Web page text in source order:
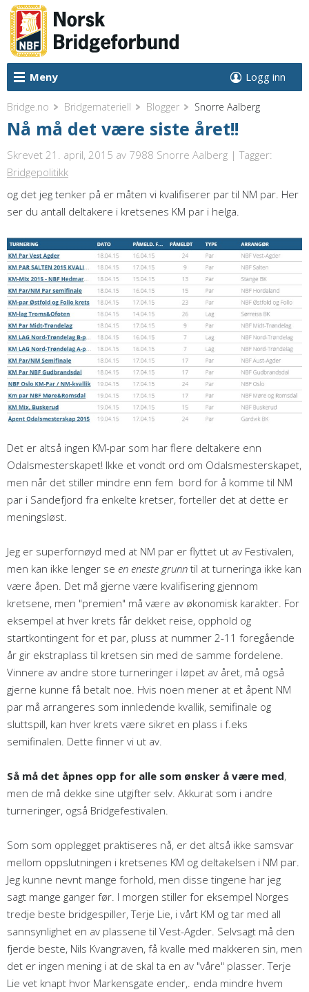
Meny Logg inn
Bridge.no Bridgemateriell Blogger Snorre Aalberg
Nå må det være siste året!!
Skrevet 21. april, 2015 av 7988 Snorre Aalberg | Tagger:
Bridgepolitikk
og det jeg tenker på er måten vi kvalifiserer par til NM par. Her
ser du antall deltakere i kretsenes KM par i helga.
Det er altså ingen KM-par som har flere deltakere enn
Odalsmesterskapet! Ikke et vondt ord om Odalsmesterskapet,
men når det stiller mindre enn fem bord for å komme til NM
par i Sandefjord fra enkelte kretser, forteller det at dette er
meningsløst.
Jeg er superfornøyd med at NM par er flyttet ut av Festivalen,
men kan ikke lenger se en eneste grunn til at turneringa ikke kan
være åpen. Det må gjerne være kvalifisering gjennom
kretsene, men "premien" må være av økonomisk karakter. For
eksempel at hver krets får dekket reise, opphold og
startkontingent for et par, pluss at nummer 2-11 foregående
år gir ekstraplass til kretsen sin med de samme fordelene.
Vinnere av andre store turneringer i løpet av året, må også
gjerne kunne få betalt noe. Hvis noen mener at et åpent NM
par må arrangeres som innledende kvallik, semifinale og
sluttspill, kan hver krets være sikret en plass i f.eks
semifinalen. Dette finner vi ut av.
Så må det åpnes opp for alle som ønsker å være med,
men de må dekke sine utgifter selv. Akkurat som i andre
turneringer, også Bridgefestivalen.
Som som opplegget praktiseres nå, er det altså ikke samsvar
mellom oppslutningen i kretsenes KM og deltakelsen i NM par.
Jeg kunne nevnt mange forhold, men disse tingene har jeg
sagt mange ganger før. I morgen stiller for eksempel Norges
tredje beste bridgespiller, Terje Lie, i vårt KM og tar med all
sannsynlighet en av plassene til Vest-Agder. Selvsagt må den
fjerde beste, Nils Kvangraven, få kvalle med makkeren sin, men
det er ingen mening i at de skal ta en av "våre" plasser. Terje
Lie vet knapt hvor Markensgate ender,. enda mindre hvem